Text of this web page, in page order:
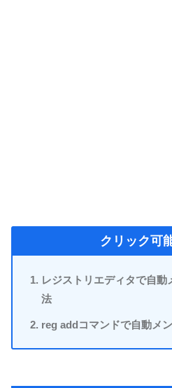
クリック可
レジストリエディタで自
法
reg addコマンドで自動メ